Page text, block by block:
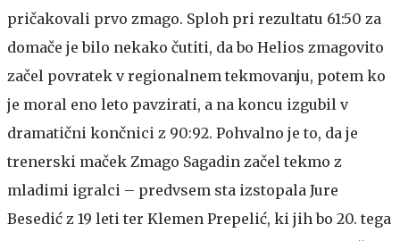
pričakovali prvo zmago. Sploh pri rezultatu 61:50 za
domače je bilo nekako čutiti, da bo Helios zmagovito
začel povratek v regionalnem tekmovanju, potem ko
je moral eno leto pavzirati, a na koncu izgubil v
dramatični končnici z 90:92. Pohvalno je to, da je
trenerski maček Zmago Sagadin začel tekmo z
mladimi igralci – predvsem sta izstopala Jure
Besedić z 19 leti ter Klemen Prepelić, ki jih bo 20. tega